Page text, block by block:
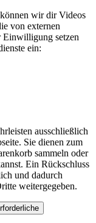
wir dir Videos
von externen
Einwilligung setzen
ein:
ausschließlich
Sie dienen zum
sammeln oder
Ein Rückschluss
und dadurch
weitergegeben.